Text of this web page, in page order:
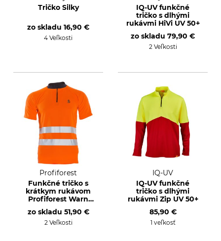
Tričko Silky
zo skladu 16,90 €
4 Veľkosti
IQ-UV funkčné
tričko s dlhými
rukávmi HiVi UV 50+
zo skladu 79,90 €
2 Veľkosti
Profiforest
Funkčné tričko s
krátkym rukávom
Profiforest Warn
Visible
zo skladu 51,90 €
2 Veľkosti
IQ-UV
IQ-UV funkčné
tričko s dlhými
rukávmi Zip UV 50+
85,90 €
1 veľkosť